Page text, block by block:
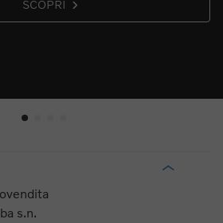
s.n.